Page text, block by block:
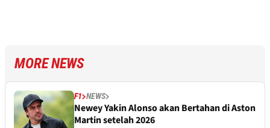
MORE NEWS
F1 NEWS
Newey Yakin Alonso akan Bertahan di Aston
Martin setelah 2026